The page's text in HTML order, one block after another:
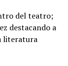
del teatro;
destacando a
literatura